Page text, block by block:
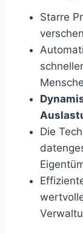
Starre
Die